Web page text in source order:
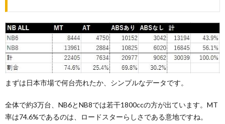
まずは日本市場で何台売れたか、シンプルなデータです。
全体で約3万台、NB6とNB8では若干1800ccの方が出ています。MT
率は74.6%であるのは、ロードスターらしさである意地ですね。